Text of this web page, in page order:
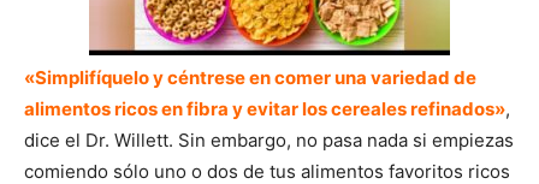
«Simplifíquelo y céntrese en comer una variedad de
alimentos ricos en fibra y evitar los cereales refinados»,
dice el Dr. Willett. Sin embargo, no pasa nada si empiezas
comiendo sólo uno o dos de tus alimentos favoritos ricos